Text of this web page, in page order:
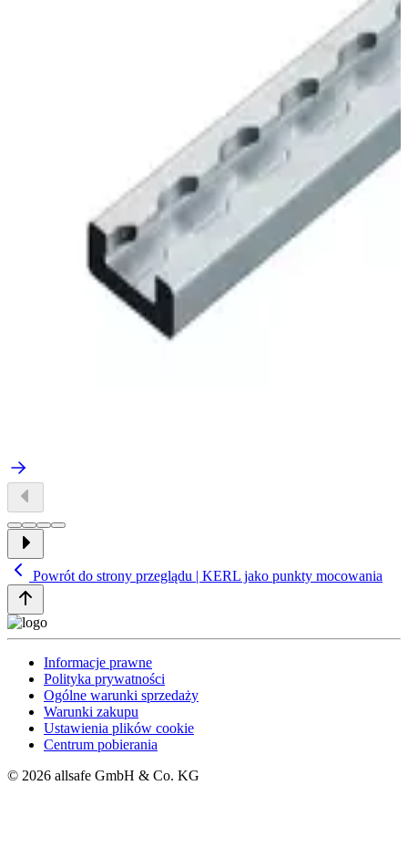
Powrót do strony przeglądu | KERL jako punkty mocowania
Informacje prawne
Polityka prywatności
Ogólne warunki sprzedaży
Warunki zakupu
Ustawienia plików cookie
Centrum pobierania
© 2026 allsafe GmbH & Co. KG